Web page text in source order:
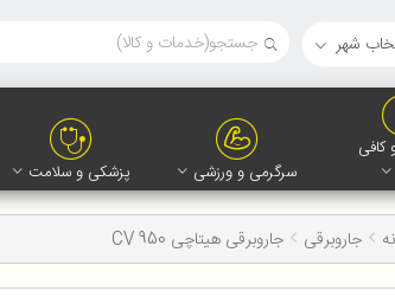
شهر
کافی
سرگرمی و ورزشی پزشکی و سلامت
جاروبرقی جاروبرقی هیتاچی CV 950